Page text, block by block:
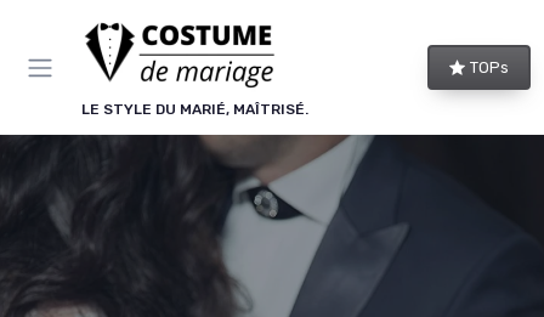
LE STYLE DU MARIÉ, MAÎTRISÉ.
TOPs